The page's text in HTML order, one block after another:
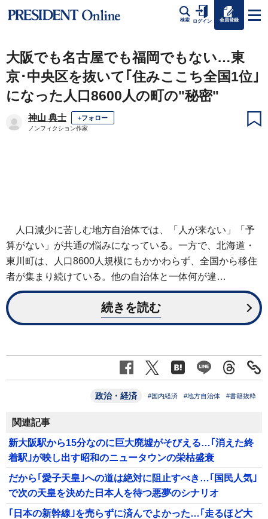
検索 ログイン 会員登録
大阪でも名古屋でも福岡でもない…東
京･中央区を抜いて｢住みここち全国1位｣
になった人口8600人の町の"秘密"
神山 典士 +フォロー
ノンフィクション作家
人口減少に苦しむ地方自治体では、「人が来ない」「予
算がない」が共通の悩みになっている。一方で、北海道・
東川町は、人口8600人規模にもかかわらず、全国から移住
者が集まり続けている。他の自治体と一体何が違…
続きを読む
政治・経済 #国内経済 #地方自治体 #書籍抜粋
関連記事
新大阪駅から15分なのに巨大廃墟がそびえる…｢消えた終
着駅｣が映し出す昭和のニュータウンの栄枯盛衰
だから｢愛子天皇｣への道は絶対に阻止すべき…｢国民人気｣
で次の天皇を決めた日本人を待つ悪夢のシナリオ
｢日本の新幹線｣を売らずに済んでよかった…｢走るほど大